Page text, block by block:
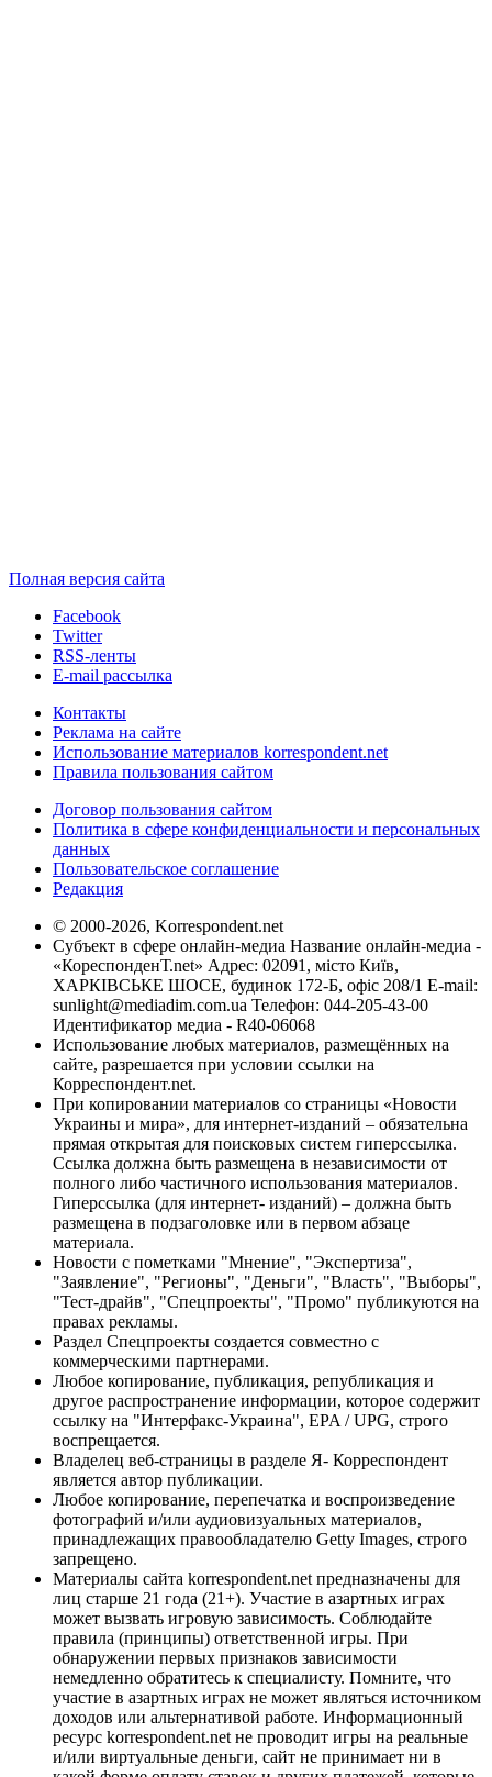
Полная версия сайта
Facebook
Twitter
RSS-ленты
E-mail рассылка
Контакты
Реклама на сайте
Использование материалов korrespondent.net
Правила пользования сайтом
Договор пользования сайтом
Политика в сфере конфиденциальности и персональных
данных
Пользовательское соглашение
Редакция
© 2000-2026, Korrespondent.net
Субъект в сфере онлайн-медиа Название онлайн-медиа -
«КореспонденТ.net» Адрес: 02091, місто Київ,
ХАРКІВСЬКЕ ШОСЕ, будинок 172-Б, офіс 208/1 E-mail:
sunlight@mediadim.com.ua Телефон: 044-205-43-00
Идентификатор медиа - R40-06068
Использование любых материалов, размещённых на
сайте, разрешается при условии ссылки на
Корреспондент.net.
При копировании материалов со страницы «Новости
Украины и мира», для интернет-изданий – обязательна
прямая открытая для поисковых систем гиперссылка.
Ссылка должна быть размещена в независимости от
полного либо частичного использования материалов.
Гиперссылка (для интернет- изданий) – должна быть
размещена в подзаголовке или в первом абзаце
материала.
Новости с пометками "Мнение", "Экспертиза",
"Заявление", "Регионы", "Деньги", "Власть", "Выборы",
"Тест-драйв", "Спецпроекты", "Промо" публикуются на
правах рекламы.
Раздел Спецпроекты создается совместно с
коммерческими партнерами.
Любое копирование, публикация, републикация и
другое распространение информации, которое содержит
ссылку на "Интерфакс-Украина", EPA / UPG, строго
воспрещается.
Владелец веб-страницы в разделе Я- Корреспондент
является автор публикации.
Любое копирование, перепечатка и воспроизведение
фотографий и/или аудиовизуальных материалов,
принадлежащих правообладателю Getty Images, строго
запрещено.
Материалы сайта korrespondent.net предназначены для
лиц старше 21 года (21+). Участие в азартных играх
может вызвать игровую зависимость. Соблюдайте
правила (принципы) ответственной игры. При
обнаружении первых признаков зависимости
немедленно обратитесь к специалисту. Помните, что
участие в азартных играх не может являться источником
доходов или альтернативой работе. Информационный
ресурс korrespondent.net не проводит игры на реальные
и/или виртуальные деньги, сайт не принимает ни в